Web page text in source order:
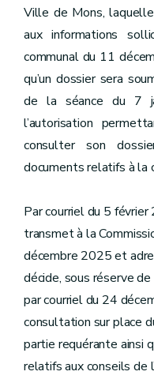
Ville de Mons, laquelle
aux informations
communal du 11
qu’un dossier sera
de la séance du 7
l’autorisation
consulter son
documents relatifs à la
Par courriel du 5
transmet à la
décembre 2025 et
décide, sous réserve
par courriel du 24
consultation sur place
partie requérante ainsi
relatifs aux conseils de